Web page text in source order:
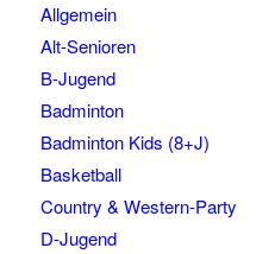
Allgemein
Alt-Senioren
B-Jugend
Badminton
Badminton Kids (8+J)
Basketball
Country & Western-Party
D-Jugend